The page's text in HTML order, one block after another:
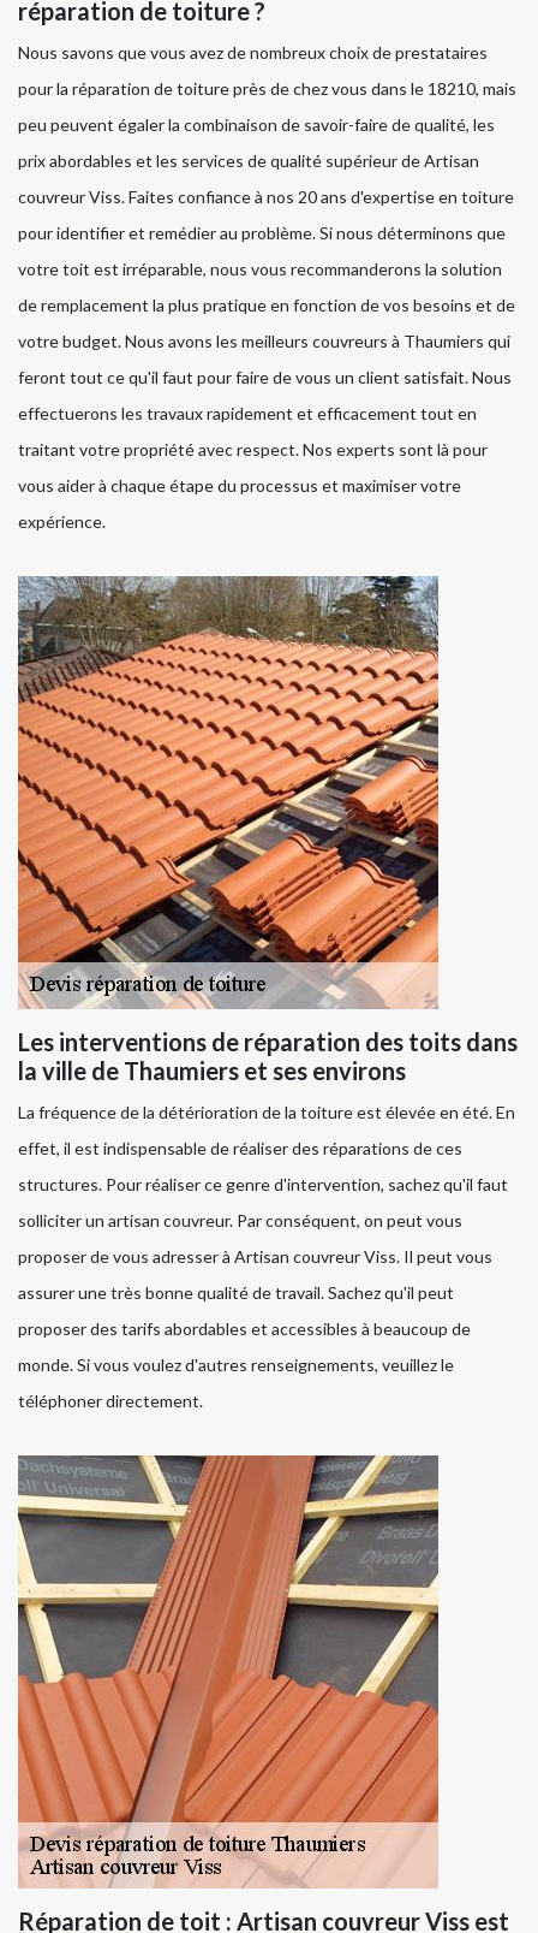
réparation de toiture ?
Nous savons que vous avez de nombreux choix de prestataires
pour la réparation de toiture près de chez vous dans le 18210, mais
peu peuvent égaler la combinaison de savoir-faire de qualité, les
prix abordables et les services de qualité supérieur de Artisan
couvreur Viss. Faites confiance à nos 20 ans d'expertise en toiture
pour identifier et remédier au problème. Si nous déterminons que
votre toit est irréparable, nous vous recommanderons la solution
de remplacement la plus pratique en fonction de vos besoins et de
votre budget. Nous avons les meilleurs couvreurs à Thaumiers qui
feront tout ce qu'il faut pour faire de vous un client satisfait. Nous
effectuerons les travaux rapidement et efficacement tout en
traitant votre propriété avec respect. Nos experts sont là pour
vous aider à chaque étape du processus et maximiser votre
expérience.
Les interventions de réparation des toits dans
la ville de Thaumiers et ses environs
La fréquence de la détérioration de la toiture est élevée en été. En
effet, il est indispensable de réaliser des réparations de ces
structures. Pour réaliser ce genre d'intervention, sachez qu'il faut
solliciter un artisan couvreur. Par conséquent, on peut vous
proposer de vous adresser à Artisan couvreur Viss. Il peut vous
assurer une très bonne qualité de travail. Sachez qu'il peut
proposer des tarifs abordables et accessibles à beaucoup de
monde. Si vous voulez d'autres renseignements, veuillez le
téléphoner directement.
Réparation de toit : Artisan couvreur Viss est